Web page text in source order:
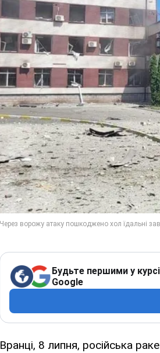
Будьте першими у
Google
Вранці, 8 липня, російська